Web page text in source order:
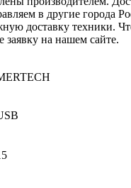
в другие города
доставку техники.
заявку на нашем сайте.